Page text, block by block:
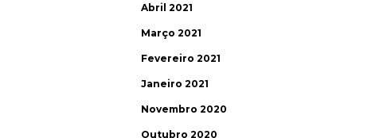
Abril 2021
Março 2021
Fevereiro 2021
Janeiro 2021
Novembro 2020
Outubro 2020